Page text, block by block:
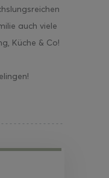
auch viele
Küche & Co!